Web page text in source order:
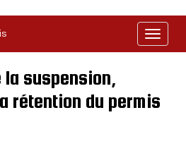
la suspension,
rétention du permis